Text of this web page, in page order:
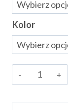
Kolor
ilość
T-